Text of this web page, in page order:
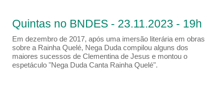
Quintas no BNDES - 23.11.2023 - 19h
Em dezembro de 2017, após uma imersão literária em obras
sobre a Rainha Quelé, Nega Duda compilou alguns dos
maiores sucessos de Clementina de Jesus e montou o
espetáculo "Nega Duda Canta Rainha Quelé".